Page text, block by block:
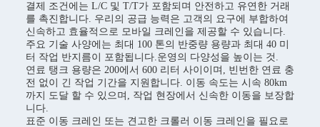
결제 조건에는 L/C 및 T/T가 포함되며 안전하고 유연한 거래
를 촉진합니다. 우리의 공급 능력은 고객의 요구에 부합하여
신속하고 효율적으로 모바일 크레인을 제공할 수 있습니다.
주요 기술 사양에는 최대 100 톤의 반중량 용량과 최대 40 미
터 작업 반지름이 포함됩니다.운영의 다양성을 높이는 것.
연료 탱크 용량은 200에서 600 리터 사이이며, 빈번한 연료 충
전 없이 긴 작업 기간을 지원합니다. 이동 속도는 시속 80km
까지 도달 할 수 있으며, 작업 현장에서 신속한 이동을 보장합
니다.
표준 이동 크레인 또는 견고한 크롤러 이동 크레인을 필요로